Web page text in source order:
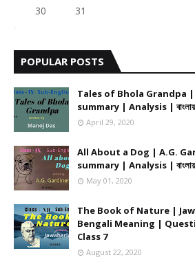
30 31
POPULAR POSTS
Tales of Bhola Grandpa
summary | Analysis | বাংলায়
April 29, 2020
All About a Dog | A.G.
summary | Analysis | বাংলায়
May 01, 2020
The Book of Nature |
Bengali Meaning |
Class 7
August 22, 2020